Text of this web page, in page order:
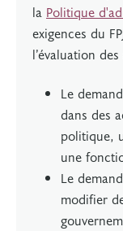
la Politique
exigences du
l’évaluation
Le
dans des
politique,
une
Le
modifier